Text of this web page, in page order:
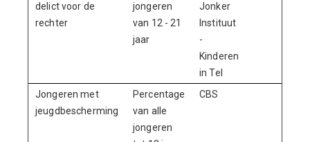
delict voor de
rechter
jongeren
van 12 - 21
jaar
Jonker
Instituut
-
Kinderen
in Tel
Jongeren met
jeugdbescherming
Percentage
van alle
jongeren
CBS